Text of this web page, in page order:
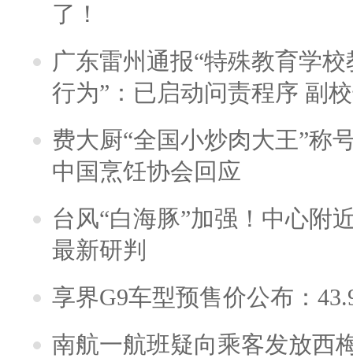
了！
广东雷州通报“特殊教育学
行为”：已启动问责程序 副
费大厨“全国小炒肉大王”称
中国烹饪协会回应
台风“白海豚”加强！中心附
最新研判
享界G9车型预售价公布：
南航一航班疑向乘客发放西